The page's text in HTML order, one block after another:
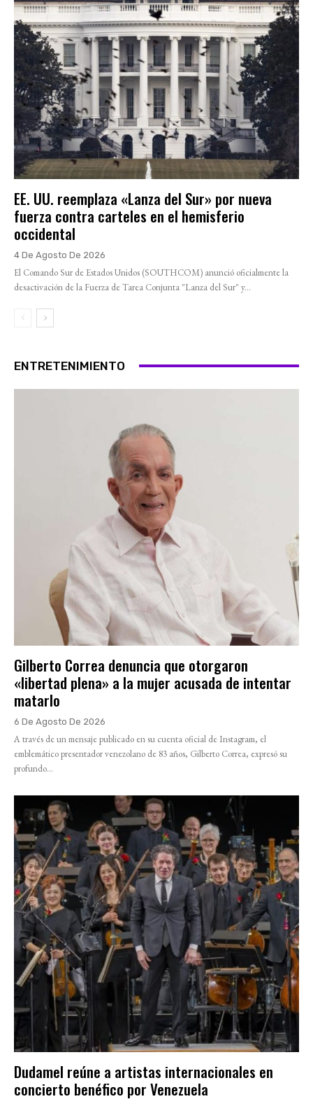
EE. UU. reemplaza «Lanza del Sur» por nueva
fuerza contra carteles en el hemisferio
occidental
4 De Agosto De 2026
El Comando Sur de Estados Unidos (SOUTHCOM) anunció oficialmente la
desactivación de la Fuerza de Tarea Conjunta "Lanza del Sur" y...
ENTRETENIMIENTO
Gilberto Correa denuncia que otorgaron
«libertad plena» a la mujer acusada de intentar
matarlo
6 De Agosto De 2026
A través de un mensaje publicado en su cuenta oficial de Instagram, el
emblemático presentador venezolano de 83 años, Gilberto Correa, expresó su
profundo...
Dudamel reúne a artistas internacionales en
concierto benéfico por Venezuela